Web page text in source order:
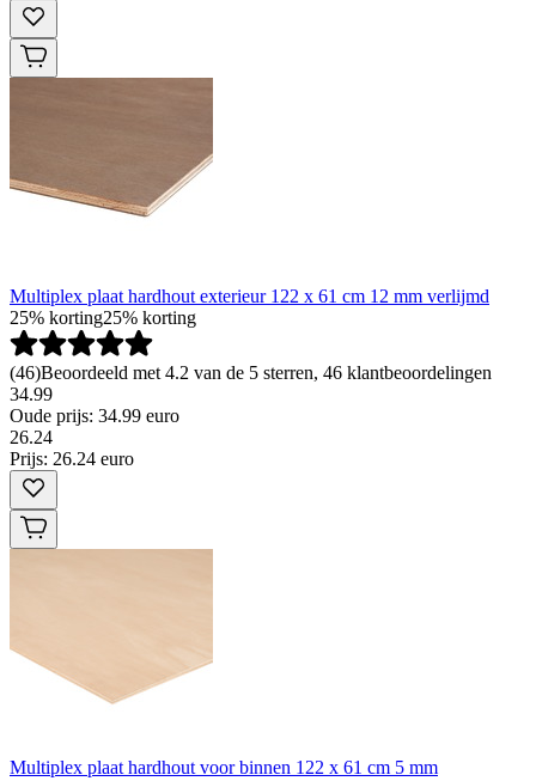
Multiplex plaat hardhout exterieur 122 x 61 cm 12 mm verlijmd
25% korting25% korting
(46)Beoordeeld met 4.2 van de 5 sterren, 46 klantbeoordelingen
34.99
Oude prijs: 34.99 euro
26.24
Prijs: 26.24 euro
Multiplex plaat hardhout voor binnen 122 x 61 cm 5 mm